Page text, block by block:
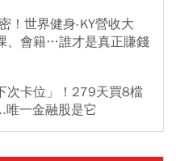
！世界健身-KY營收大
、會籍…誰才是真正賺錢
次卡位」！279天買8檔
唯一金融股是它